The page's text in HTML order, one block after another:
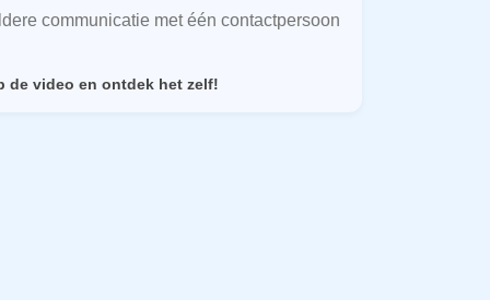
communicatie met één contactpersoon
de video en ontdek het zelf!